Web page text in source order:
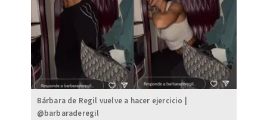
Bárbara de Regil vuelve a hacer ejercicio |
@barbaraderegil